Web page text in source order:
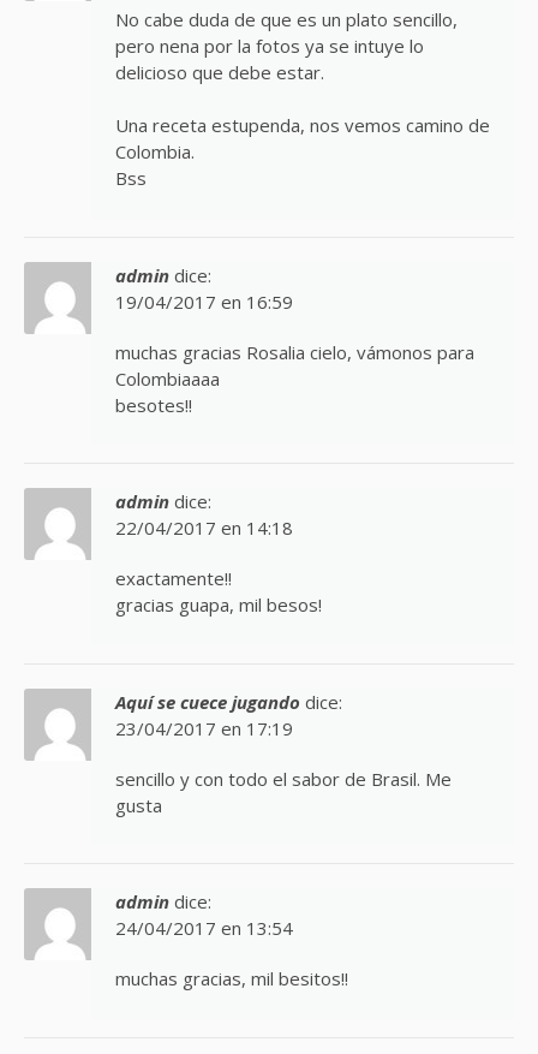
No cabe duda de que es un plato sencillo,
pero nena por la fotos ya se intuye lo
delicioso que debe estar.
Una receta estupenda, nos vemos camino de
Colombia.
Bss
admin dice:
19/04/2017 en 16:59
muchas gracias Rosalia cielo, vámonos para
Colombiaaaa
besotes!!
admin dice:
22/04/2017 en 14:18
exactamente!!
gracias guapa, mil besos!
Aquí se cuece jugando dice:
23/04/2017 en 17:19
sencillo y con todo el sabor de Brasil. Me
gusta
admin dice:
24/04/2017 en 13:54
muchas gracias, mil besitos!!